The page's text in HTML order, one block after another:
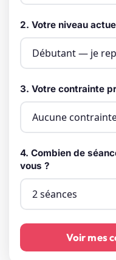
2. Votre niveau
3. Votre contrainte
4. Combien de
vous ?
Voir mes